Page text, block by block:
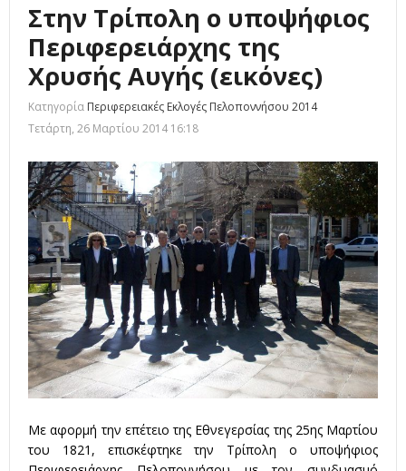
Στην Τρίπολη ο υποψήφιος
Περιφερειάρχης της
Χρυσής Αυγής (εικόνες)
Κατηγορία Περιφερειακές Εκλογές Πελοποννήσου 2014
Τετάρτη, 26 Μαρτίου 2014 16:18
Με αφορμή την επέτειο της Εθνεγερσίας της 25ης Μαρτίου
του 1821, επισκέφτηκε την Τρίπολη ο υποψήφιος